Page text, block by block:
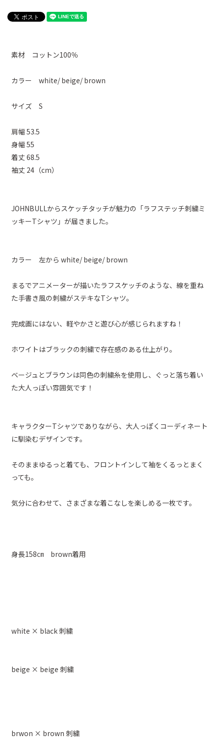
素材 コットン100％
カラー white/ beige/ brown
サイズ S
肩幅 53.5
身幅 55
着丈 68.5
袖丈 24（cm）
JOHNBULLからスケッチタッチが魅力の「ラフステッチ刺繍ミ
ッキーTシャツ」が届きました。
カラー 左から white/ beige/ brown
まるでアニメーターが描いたラフスケッチのような、線を重ね
た手書き風の刺繍がステキなTシャツ。
完成画にはない、軽やかさと遊び心が感じられますね！
ホワイトはブラックの刺繍で存在感のある仕上がり。
ベージュとブラウンは同色の刺繍糸を使用し、ぐっと落ち着い
た大人っぽい雰囲気です！
キャラクターTシャツでありながら、大人っぽくコーディネート
に馴染むデザインです。
そのままゆるっと着ても、フロントインして袖をくるっとまく
っても。
気分に合わせて、さまざまな着こなしを楽しめる一枚です。
身長158㎝ brown着用
white × black 刺繍
beige × beige 刺繍
brwon × brown 刺繍